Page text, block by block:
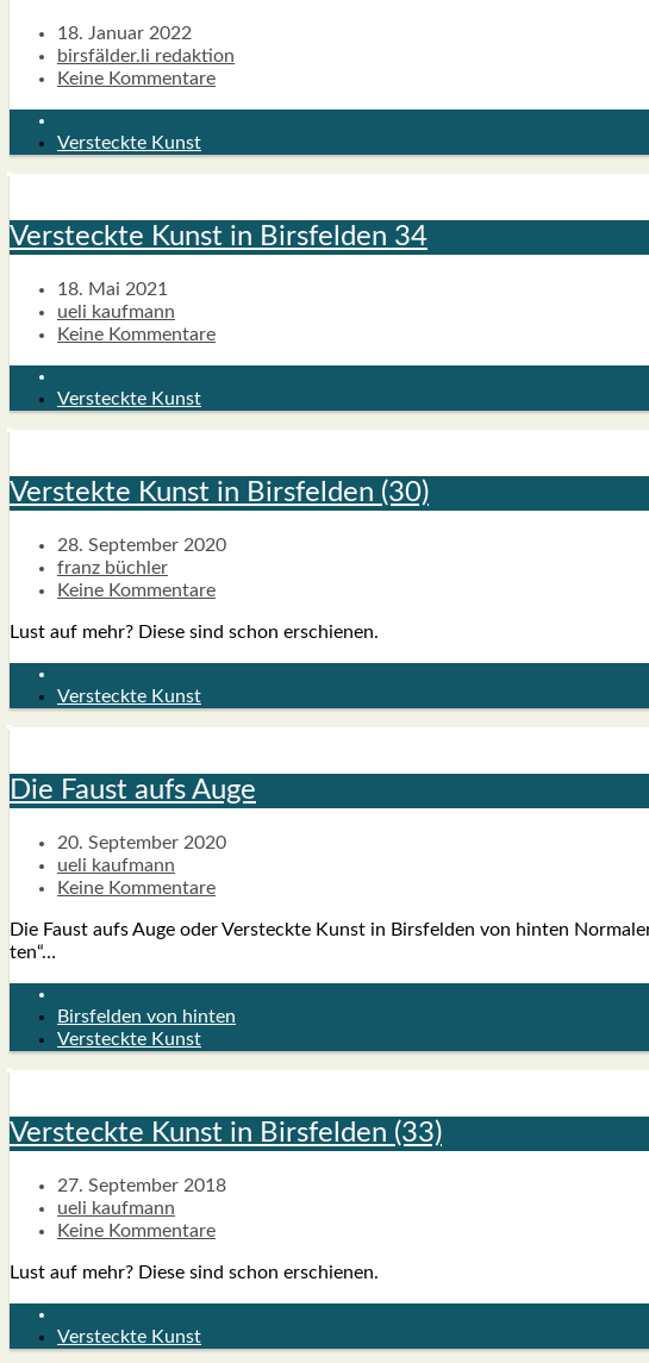
18. Januar 2022
birsfälder.li redaktion
Keine Kommentare
Versteckte Kunst
Ver­steck­te Kunst in Birs­fel­den 34
18. Mai 2021
ueli kaufmann
Keine Kommentare
Versteckte Kunst
Vers­tek­te Kunst in Birs­fel­den (30)
28. September 2020
franz büchler
Keine Kommentare
Lust auf mehr? Die­se sind schon erschie­nen.
Versteckte Kunst
Die Faust aufs Auge
20. September 2020
ueli kaufmann
Keine Kommentare
Die Faust aufs Auge oder Ver­steck­te Kunst in Birs­fel­den von hin­ten
ten“…
Birsfelden von hinten
Versteckte Kunst
Ver­steck­te Kunst in Birs­fel­den (33)
27. September 2018
ueli kaufmann
Keine Kommentare
Lust auf mehr? Die­se sind schon erschie­nen.
Versteckte Kunst